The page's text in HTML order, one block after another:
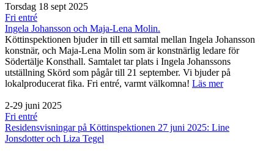
Torsdag 18 sept 2025
Fri entré
Ingela Johansson och Maja-Lena Molin.
Köttinspektionen bjuder in till ett samtal mellan Ingela Johansson
konstnär, och Maja-Lena Molin som är konstnärlig ledare för
Södertälje Konsthall. Samtalet tar plats i Ingela Johanssons
utställning Skörd som pågår till 21 september. Vi bjuder på
lokalproducerat fika. Fri entré, varmt välkomna! Läs mer
2-29 juni 2025
Fri entré
Residensvisningar på Köttinspektionen 27 juni 2025: Line
Jonsdotter och Liza Tegel